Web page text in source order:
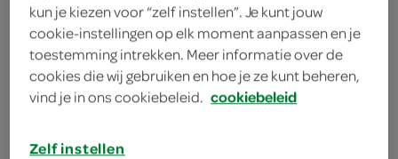
kun je kiezen voor “zelf instellen”. Je kunt jouw
cookie-instellingen op elk moment aanpassen en je
toestemming intrekken. Meer informatie over de
cookies die wij gebruiken en hoe je ze kunt beheren,
vind je in ons cookiebeleid. cookiebeleid
Zelf instellen